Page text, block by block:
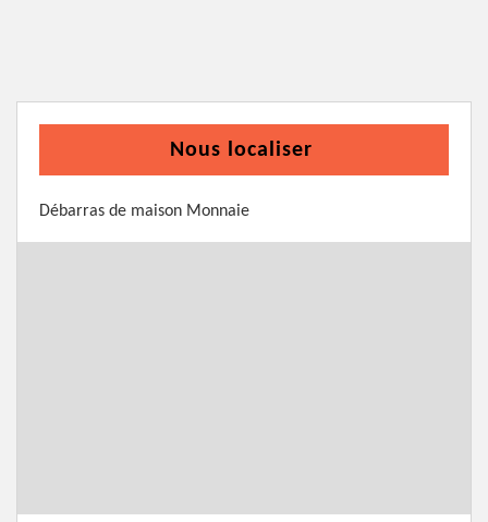
Nous localiser
Débarras de maison Monnaie